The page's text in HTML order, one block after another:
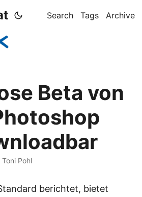
Search Tags Archive
Beta von
Toni Pohl
berichtet, bietet